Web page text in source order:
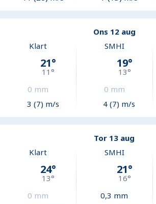
Ons 12 aug
Klart
21°
11°
0 mm
3 (7) m/s
SMHI
19°
13°
0 mm
4 (7) m/s
Tor 13 aug
Klart
24°
13°
0 mm
SMHI
21°
16°
0,3 mm